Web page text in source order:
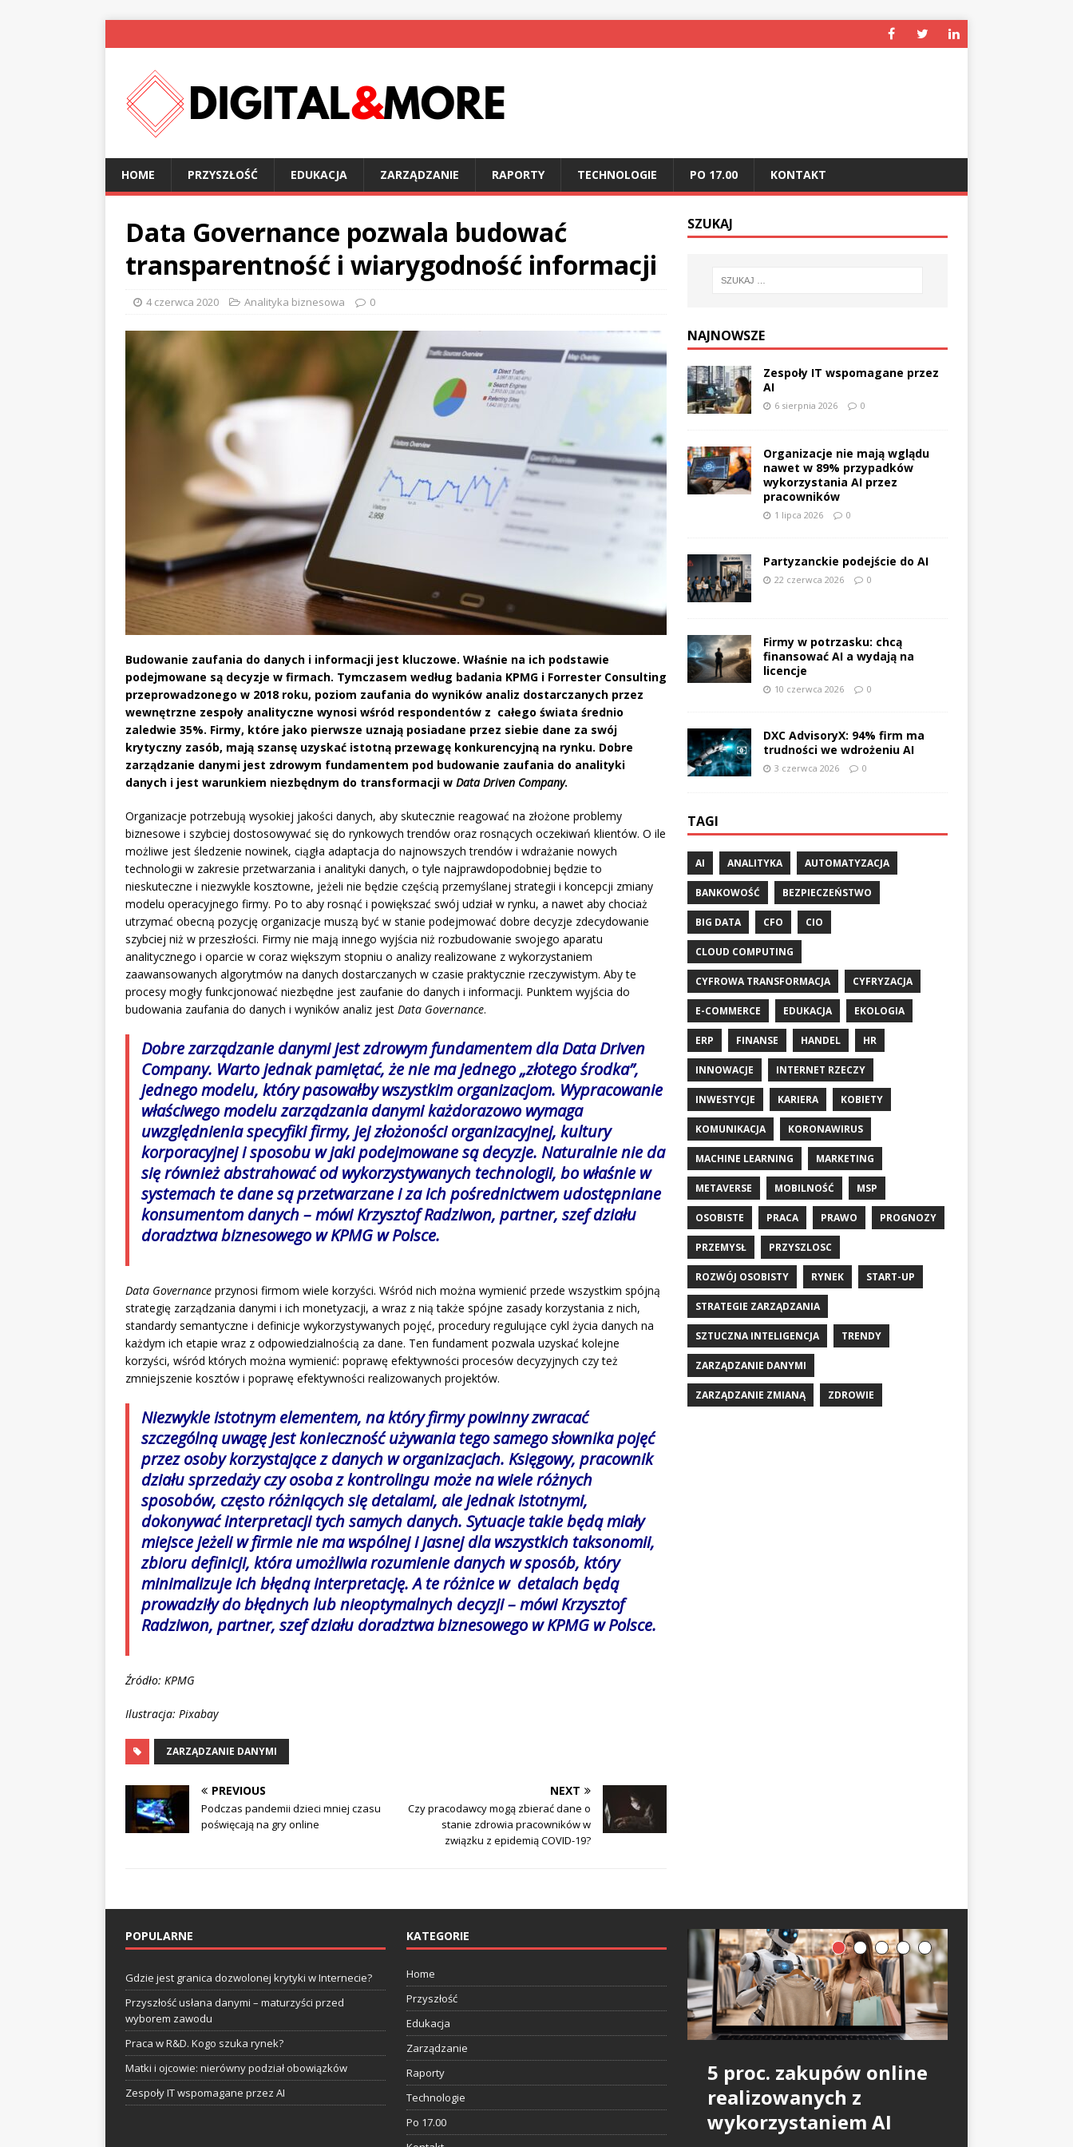
HOME PRZYSZŁOŚĆ EDUKACJA ZARZĄDZANIE RAPORTY TECHNOLOGIE PO 17.00 KONTAKT
Data Governance pozwala budować
transparentność i wiarygodność informacji
4 czerwca 2020 Analityka biznesowa 0
Budowanie zaufania do danych i informacji jest kluczowe. Właśnie na ich podstawie
podejmowane są decyzje w firmach. Tymczasem według badania KPMG i Forrester Consulting
przeprowadzonego w 2018 roku, poziom zaufania do wyników analiz dostarczanych przez
wewnętrzne zespoły analityczne wynosi wśród respondentów z całego świata średnio
zaledwie 35%. Firmy, które jako pierwsze uznają posiadane przez siebie dane za swój
krytyczny zasób, mają szansę uzyskać istotną przewagę konkurencyjną na rynku. Dobre
zarządzanie danymi jest zdrowym fundamentem pod budowanie zaufania do analityki
danych i jest warunkiem niezbędnym do transformacji w Data Driven Company.
Organizacje potrzebują wysokiej jakości danych, aby skutecznie reagować na złożone problemy
biznesowe i szybciej dostosowywać się do rynkowych trendów oraz rosnących oczekiwań klientów. O ile
możliwe jest śledzenie nowinek, ciągła adaptacja do najnowszych trendów i wdrażanie nowych
technologii w zakresie przetwarzania i analityki danych, o tyle najprawdopodobniej będzie to
nieskuteczne i niezwykle kosztowne, jeżeli nie będzie częścią przemyślanej strategii i koncepcji zmiany
modelu operacyjnego firmy. Po to aby rosnąć i powiększać swój udział w rynku, a nawet aby chociaż
utrzymać obecną pozycję organizacje muszą być w stanie podejmować dobre decyzje zdecydowanie
szybciej niż w przeszłości. Firmy nie mają innego wyjścia niż rozbudowanie swojego aparatu
analitycznego i oparcie w coraz większym stopniu o analizy realizowane z wykorzystaniem
zaawansowanych algorytmów na danych dostarczanych w czasie praktycznie rzeczywistym. Aby te
procesy mogły funkcjonować niezbędne jest zaufanie do danych i informacji. Punktem wyjścia do
budowania zaufania do danych i wyników analiz jest Data Governance.
Dobre zarządzanie danymi jest zdrowym fundamentem dla Data Driven
Company. Warto jednak pamiętać, że nie ma jednego „złotego środka”,
jednego modelu, który pasowałby wszystkim organizacjom. Wypracowanie
właściwego modelu zarządzania danymi każdorazowo wymaga
uwzględnienia specyfiki firmy, jej złożoności organizacyjnej, kultury
korporacyjnej i sposobu w jaki podejmowane są decyzje. Naturalnie nie da
się również abstrahować od wykorzystywanych technologii, bo właśnie w
systemach te dane są przetwarzane i za ich pośrednictwem udostępniane
konsumentom danych –mówi Krzysztof Radziwon, partner, szef działu
doradztwa biznesowego w KPMG w Polsce.
Data Governance przynosi firmom wiele korzyści. Wśród nich można wymienić przede wszystkim spójną
strategię zarządzania danymi i ich monetyzacji, a wraz z nią także spójne zasady korzystania z nich,
standardy semantyczne i definicje wykorzystywanych pojęć, procedury regulujące cykl życia danych na
każdym ich etapie wraz z odpowiedzialnością za dane. Ten fundament pozwala uzyskać kolejne
korzyści, wśród których można wymienić: poprawę efektywności procesów decyzyjnych czy też
zmniejszenie kosztów i poprawę efektywności realizowanych projektów.
Niezwykle istotnym elementem, na który firmy powinny zwracać
szczególną uwagę jest konieczność używania tego samego słownika pojęć
przez osoby korzystające z danych w organizacjach. Księgowy, pracownik
działu sprzedaży czy osoba z kontrolingu może na wiele różnych
sposobów, często różniących się detalami, ale jednak istotnymi,
dokonywać interpretacji tych samych danych. Sytuacje takie będą miały
miejsce jeżeli w firmie nie ma wspólnej i jasnej dla wszystkich taksonomii,
zbioru definicji, która umożliwia rozumienie danych w sposób, który
minimalizuje ich błędną interpretację. A te różnice w detalach będą
prowadziły do błędnych lub nieoptymalnych decyzji –mówi Krzysztof
Radziwon, partner, szef działu doradztwa biznesowego w KPMG w Polsce.
Źródło: KPMG
Ilustracja: Pixabay
ZARZĄDZANIE DANYMI
PREVIOUS
Podczas pandemii dzieci mniej czasu
poświęcają na gry online
NEXT
Czy pracodawcy mogą zbierać dane o
stanie zdrowia pracowników w
związku z epidemią COVID-19?
SZUKAJ
NAJNOWSZE
Zespoły IT wspomagane przez
AI
6 sierpnia 2026 0
Organizacje nie mają wglądu
nawet w 89% przypadków
wykorzystania AI przez
pracowników
1 lipca 2026 0
Partyzanckie podejście do AI
22 czerwca 2026 0
Firmy w potrzasku: chcą
finansować AI a wydają na
licencje
10 czerwca 2026 0
DXC AdvisoryX: 94% firm ma
trudności we wdrożeniu AI
3 czerwca 2026 0
TAGI
AI ANALITYKA AUTOMATYZACJA
BANKOWOŚĆ BEZPIECZEŃSTWO
BIG DATA CFO CIO
CLOUD COMPUTING
CYFROWA TRANSFORMACJA CYFRYZACJA
E-COMMERCE EDUKACJA EKOLOGIA
ERP FINANSE HANDEL HR
INNOWACJE INTERNET RZECZY
INWESTYCJE KARIERA KOBIETY
KOMUNIKACJA KORONAWIRUS
MACHINE LEARNING MARKETING
METAVERSE MOBILNOŚĆ MSP
OSOBISTE PRACA PRAWO PROGNOZY
PRZEMYSŁ PRZYSZLOSC
ROZWÓJ OSOBISTY RYNEK START-UP
STRATEGIE ZARZĄDZANIA
SZTUCZNA INTELIGENCJA TRENDY
ZARZĄDZANIE DANYMI
ZARZĄDZANIE ZMIANĄ ZDROWIE
POPULARNE
Gdzie jest granica dozwolonej krytyki w Internecie?
Przyszłość usłana danymi – maturzyści przed
wyborem zawodu
Praca w R&D. Kogo szuka rynek?
Matki i ojcowie: nierówny podział obowiązków
Zespoły IT wspomagane przez AI
KATEGORIE
Home
Przyszłość
Edukacja
Zarządzanie
Raporty
Technologie
Po 17.00
5 proc. zakupów online
realizowanych z
wykorzystaniem AI